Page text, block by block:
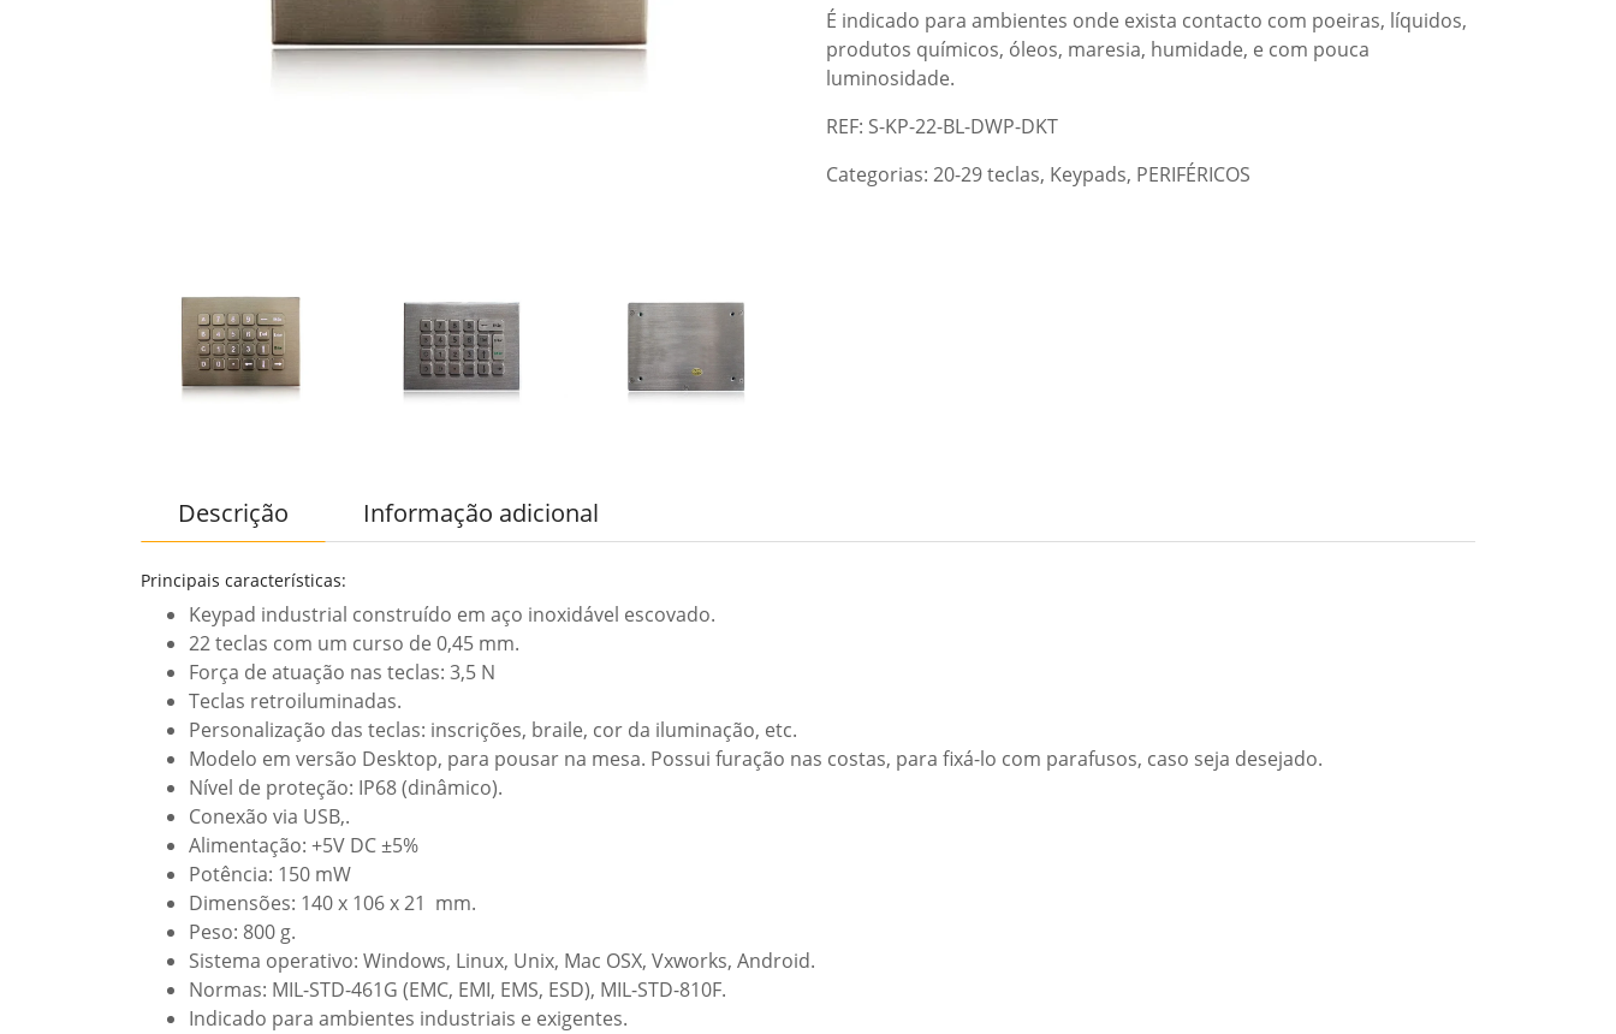
É indicado para ambientes onde exista contacto com poeiras, líquidos,
produtos químicos, óleos, maresia, humidade, e com pouca
luminosidade.
REF: S-KP-22-BL-DWP-DKT
Categorias: 20-29 teclas, Keypads, PERIFÉRICOS
Descrição Informação adicional
Principais características:
Keypad industrial construído em aço inoxidável escovado.
22 teclas com um curso de 0,45 mm.
Força de atuação nas teclas: 3,5 N
Teclas retroiluminadas.
Personalização das teclas: inscrições, braile, cor da iluminação, etc.
Modelo em versão Desktop, para pousar na mesa. Possui furação nas costas, para fixá-lo com parafusos, caso seja desejado.
Nível de proteção: IP68 (dinâmico).
Conexão via USB,.
Alimentação: +5V DC ±5%
Potência: 150 mW
Dimensões: 140 x 106 x 21 mm.
Peso: 800 g.
Sistema operativo: Windows, Linux, Unix, Mac OSX, Vxworks, Android.
Normas: MIL-STD-461G (EMC, EMI, EMS, ESD), MIL-STD-810F.
Indicado para ambientes industriais e exigentes.